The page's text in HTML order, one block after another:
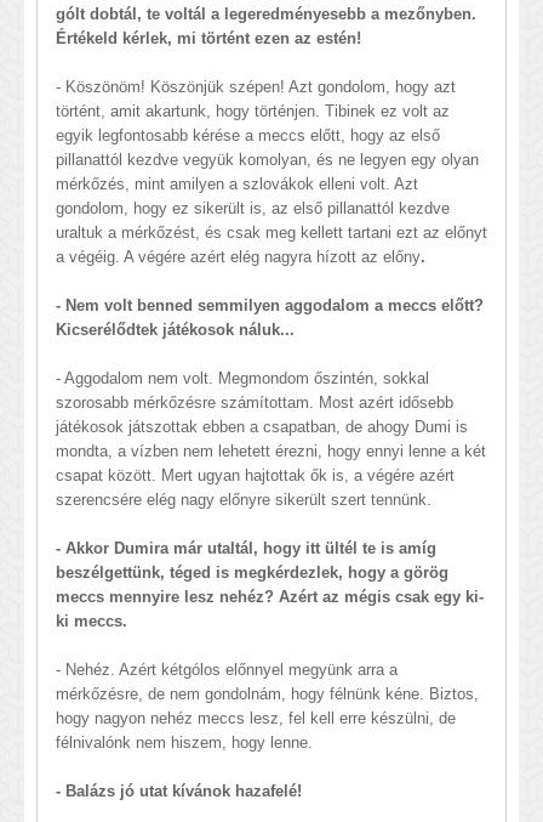
gólt dobtál, te voltál a legeredményesebb a mezőnyben.
Értékeld kérlek, mi történt ezen az estén!
- Köszönöm! Köszönjük szépen! Azt gondolom, hogy azt
történt, amit akartunk, hogy történjen. Tibinek ez volt az
egyik legfontosabb kérése a meccs előtt, hogy az első
pillanattól kezdve vegyük komolyan, és ne legyen egy olyan
mérkőzés, mint amilyen a szlovákok elleni volt. Azt
gondolom, hogy ez sikerült is, az első pillanattól kezdve
uraltuk a mérkőzést, és csak meg kellett tartani ezt az előnyt
a végéig. A végére azért elég nagyra hízott az előny.
- Nem volt benned semmilyen aggodalom a meccs előtt?
Kicserélődtek játékosok náluk...
- Aggodalom nem volt. Megmondom őszintén, sokkal
szorosabb mérkőzésre számítottam. Most azért idősebb
játékosok játszottak ebben a csapatban, de ahogy Dumi is
mondta, a vízben nem lehetett érezni, hogy ennyi lenne a két
csapat között. Mert ugyan hajtottak ők is, a végére azért
szerencsére elég nagy előnyre sikerült szert tennünk.
- Akkor Dumira már utaltál, hogy itt ültél te is amíg
beszélgettünk, téged is megkérdezlek, hogy a görög
meccs mennyire lesz nehéz? Azért az mégis csak egy ki-
ki meccs.
- Nehéz. Azért kétgólos előnnyel megyünk arra a
mérkőzésre, de nem gondolnám, hogy félnünk kéne. Biztos,
hogy nagyon nehéz meccs lesz, fel kell erre készülni, de
félnivalónk nem hiszem, hogy lenne.
- Balázs jó utat kívánok hazafelé!